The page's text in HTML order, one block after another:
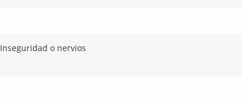
Inseguridad o nervios